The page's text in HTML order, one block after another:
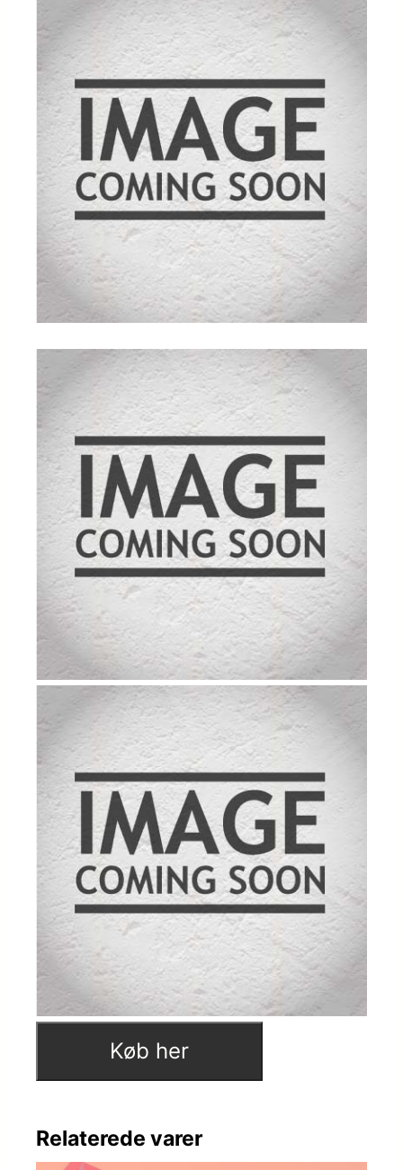
ømmels
er
Køb her
Relaterede varer